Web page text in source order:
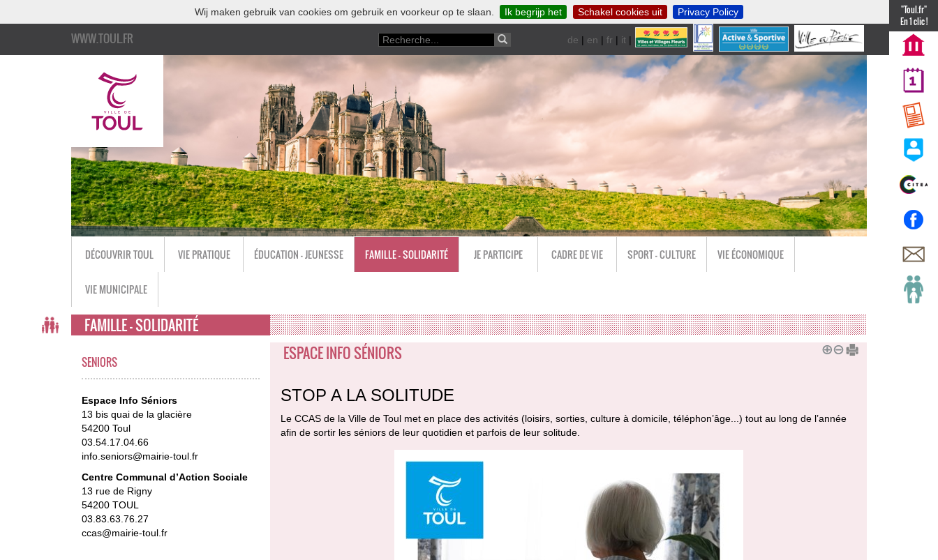
Wij maken gebruik van cookies om gebruik en voorkeur op te slaan. Ik begrijp het Schakel cookies uit Privacy Policy
WWW.TOUL.FR de | en | fr | it | nl
"Toul.fr"
En 1 clic !
DÉCOUVRIR TOUL VIE PRATIQUE ÉDUCATION - JEUNESSE FAMILLE - SOLIDARITÉ JE PARTICIPE CADRE DE VIE SPORT - CULTURE VIE ÉCONOMIQUE
VIE MUNICIPALE
FAMILLE - SOLIDARITÉ
SENIORS
Espace Info Séniors
13 bis quai de la glacière
54200 Toul
03.54.17.04.66
info.seniors@mairie-toul.fr
Centre Communal d’Action Sociale
13 rue de Rigny
54200 TOUL
03.83.63.76.27
ccas@mairie-toul.fr
ESPACE INFO SÉNIORS
STOP A LA SOLITUDE
Le CCAS de la Ville de Toul met en place des activités (loisirs, sorties, culture à domicile, téléphon’âge...) tout au long de l’année
afin de sortir les séniors de leur quotidien et parfois de leur solitude.